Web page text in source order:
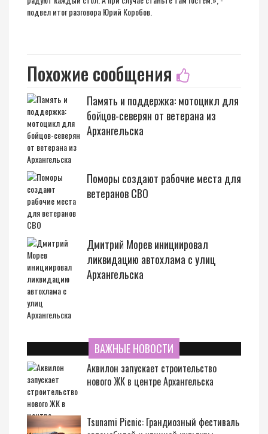
подвел итог разговора Юрий Коробов.
Похожие сообщения
Память и поддержка: мотоцикл для
бойцов-северян от ветерана из
Архангельска
Поморы создают рабочие места для
ветеранов СВО
Дмитрий Морев инициировал
ликвидацию автохлама с улиц
Архангельска
ВАЖНЫЕ НОВОСТИ
Аквилон запускает строительство
нового ЖК в центре Архангельска
Tsunami Picnic: Грандиозный фестиваль